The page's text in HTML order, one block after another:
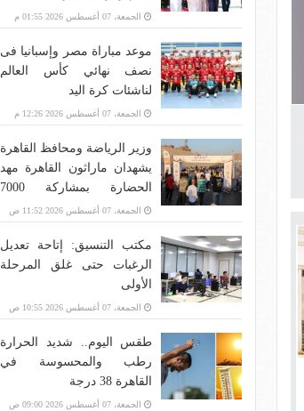
الجمعة، 07 أغسطس 2026 01:55 م
موعد مباراة مصر وإسبانيا فى
نصف نهائي كأس العالم
لناشئات كرة اليد
الجمعة، 07 أغسطس 2026 12:26 م
وزير الرياضة ومحافظ القاهرة
يشهدان ماراثون القاهرة مهد
الحضارة بمشاركة 7000
متسابق
الجمعة، 07 أغسطس 2026 11:52 ص
مكتب التنسيق: إتاحة تعديل
الرغبات حتى غلق المرحلة
الأولى
الجمعة، 07 أغسطس 2026 10:55 ص
طقس اليوم.. شديد الحرارة
رطب والمحسوسة في
القاهرة 38 درجة
الجمعة، 07 أغسطس 2026 09:00 ص